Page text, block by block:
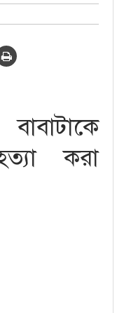
করা